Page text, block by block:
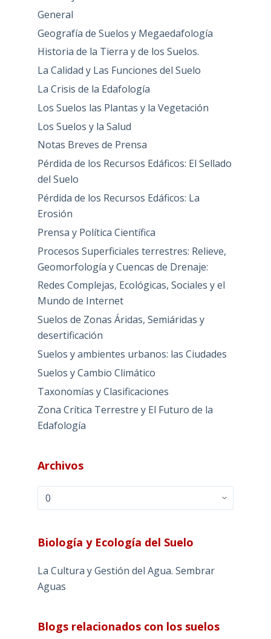
General
Geografía de Suelos y Megaedafología
Historia de la Tierra y de los Suelos.
La Calidad y Las Funciones del Suelo
La Crisis de la Edafología
Los Suelos las Plantas y la Vegetación
Los Suelos y la Salud
Notas Breves de Prensa
Pérdida de los Recursos Edáficos: El Sellado
del Suelo
Pérdida de los Recursos Edáficos: La
Erosión
Prensa y Política Científica
Procesos Superficiales terrestres: Relieve,
Geomorfología y Cuencas de Drenaje:
Redes Complejas, Ecológicas, Sociales y el
Mundo de Internet
Suelos de Zonas Áridas, Semiáridas y
desertificación
Suelos y ambientes urbanos: las Ciudades
Suelos y Cambio Climático
Taxonomías y Clasificaciones
Zona Crítica Terrestre y El Futuro de la
Edafología
Archivos
Archivos
Biología y Ecología del Suelo
La Cultura y Gestión del Agua. Sembrar
Aguas
Blogs relacionados con los suelos